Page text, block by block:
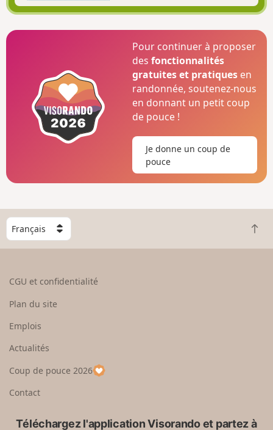
Pour continuer à proposer
desfonctionnalités
gratuites et pratiques en
randonnée, soutenez-nous
en donnant un petit coup
de pouce !
Je donne un coup de
pouce
C
h
o
e
u
p
a
R
e
CGU et confidentialité
Plan du site
Emplois
Actualités
Coup de pouce 2026
Contact
Téléchargez l'application Visorando et partez à